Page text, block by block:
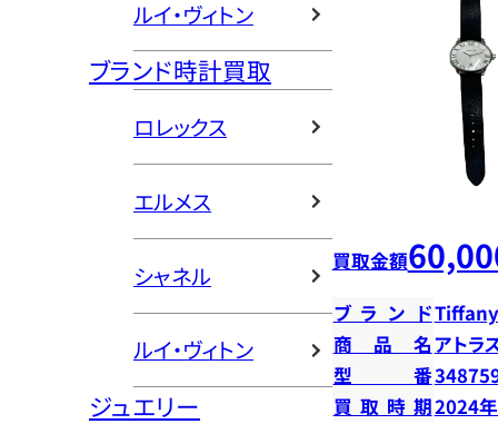
ルイ・ヴィトン
ブランド時計買取
ロレックス
エルメス
シャネル
ルイ・ヴィトン
ジュエリー
買取金額
ブランド
商品名アトラ
型番
買取時期2024